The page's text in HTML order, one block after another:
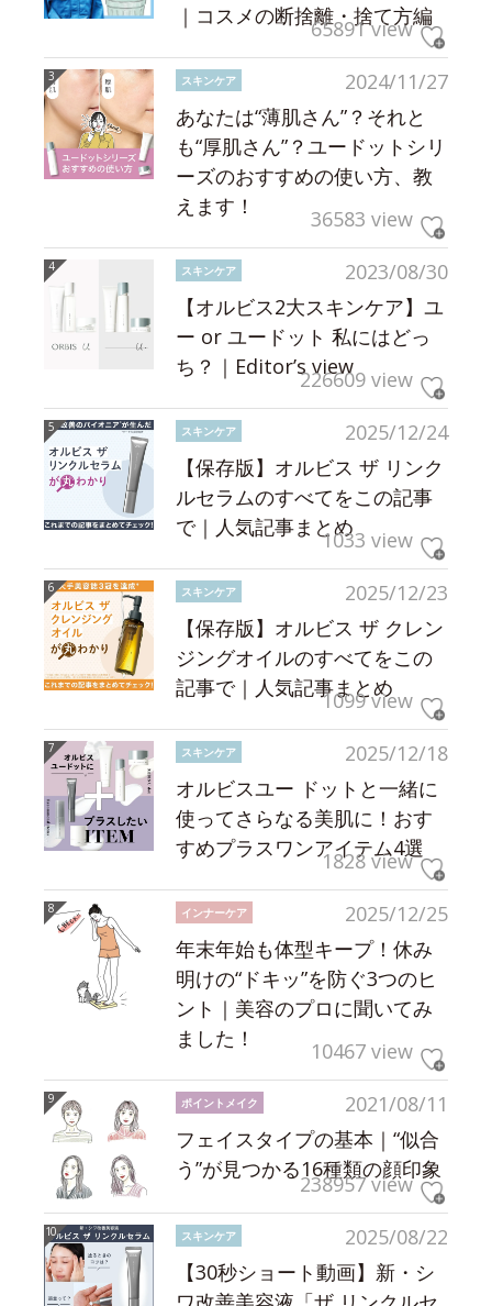
｜コスメの断捨離・捨て方編
65891 view
2024/11/27
スキンケア
あなたは“薄肌さん”？それと
も“厚肌さん”？ユードットシリ
ーズのおすすめの使い方、教
えます！
36583 view
2023/08/30
スキンケア
【オルビス2大スキンケア】ユ
ー or ユードット 私にはどっ
ち？｜Editor’s view226609 view
2025/12/24
スキンケア
【保存版】オルビス ザ リンク
ルセラムのすべてをこの記事
で｜人気記事まとめ1033 view
2025/12/23
スキンケア
【保存版】オルビス ザ クレン
ジングオイルのすべてをこの
記事で｜人気記事まとめ
1099 view
2025/12/18
スキンケア
オルビスユー ドットと一緒に
使ってさらなる美肌に！おす
すめプラスワンアイテム4選
1828 view
2025/12/25
インナーケア
年末年始も体型キープ！休み
明けの“ドキッ”を防ぐ3つのヒ
ント｜美容のプロに聞いてみ
ました！
10467 view
2021/08/11
ポイントメイク
フェイスタイプの基本｜“似合
う”が見つかる16種類の顔印象
238957 view
2025/08/22
スキンケア
【30秒ショート動画】新・シ